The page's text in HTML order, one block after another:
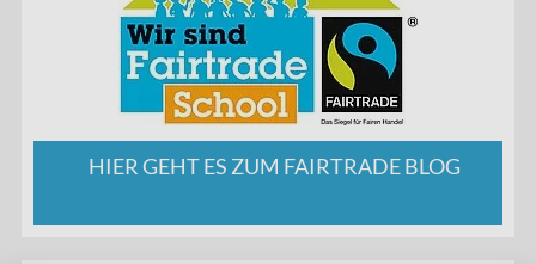
HIER GEHT ES ZUM FAIRTRADE BLOG